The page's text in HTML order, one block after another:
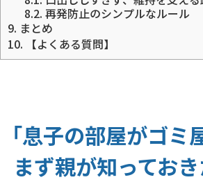
8.2. 再発防止のシンプルなルール
9. まとめ
10. 【よくある質問】
「息子の部屋がゴミ
まず親が知ってお